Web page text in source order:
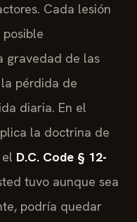
Cada lesión
gravedad de las
pérdida de
diaria. En el
la doctrina de
D.C. Code § 12-
tuvo aunque sea
podría quedar